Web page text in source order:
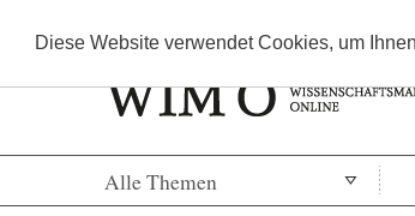
Diese Website verwendet Cookies, um
Alle Themen